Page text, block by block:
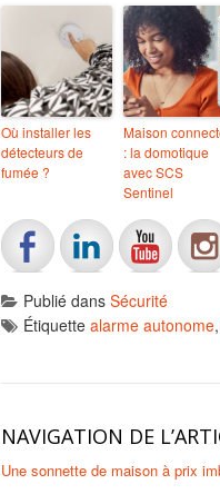
Où installer les
détecteurs de
fumée ?
Maison
: la domotique
avec SCS
Sentinel
Publié dans Sécurité
Étiquette alarme autonome,
NAVIGATION DE
Une sonnette de maison à prix